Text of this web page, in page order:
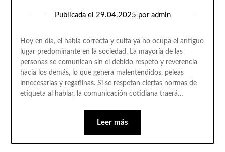
Publicada el 29.04.2025 por admin
Hoy en día, el habla correcta y culta ya no ocupa el antiguo
lugar predominante en la sociedad. La mayoría de las
personas se comunican sin el debido respeto y reverencia
hacia los demás, lo que genera malentendidos, peleas
innecesarias y regañinas. Si se respetan ciertas normas de
etiqueta al hablar, la comunicación cotidiana traerá…
Leer más